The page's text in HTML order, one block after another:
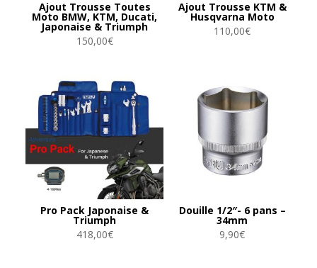
Ajout Trousse Toutes
Moto BMW, KTM, Ducati,
Japonaise & Triumph
150,00€
Ajout Trousse KTM &
Husqvarna Moto
110,00€
Pro Pack Japonaise &
Triumph
418,00€
Douille 1/2″- 6 pans –
34mm
9,90€